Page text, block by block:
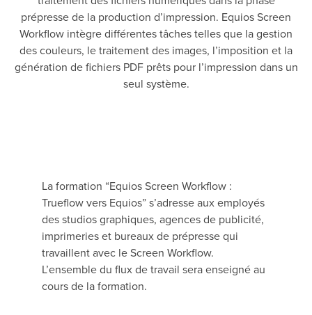
prépresse de la production d’impression. Equios Screen
Workflow intègre différentes tâches telles que la gestion
des couleurs, le traitement des images, l’imposition et la
génération de fichiers PDF prêts pour l’impression dans un
seul système.
La formation “Equios Screen Workflow :
Trueflow vers Equios” s’adresse aux employés
des studios graphiques, agences de publicité,
imprimeries et bureaux de prépresse qui
travaillent avec le Screen Workflow.
L’ensemble du flux de travail sera enseigné au
cours de la formation.